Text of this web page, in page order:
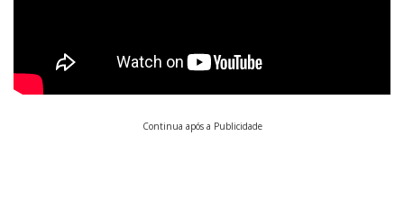
Continua após a Publicidade